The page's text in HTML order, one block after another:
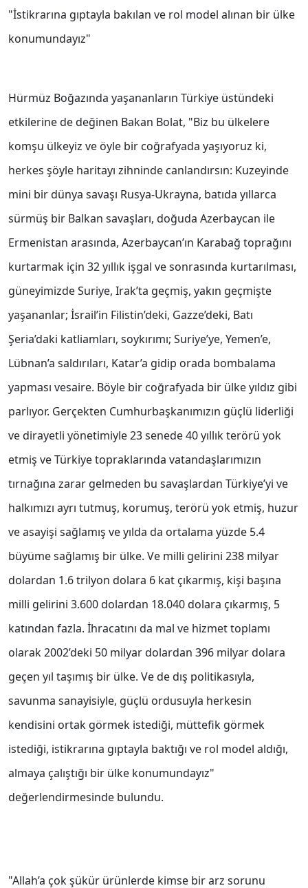
"İstikrarına gıptayla bakılan ve rol model alınan bir ülke
konumundayız"
Hürmüz Boğazında yaşananların Türkiye üstündeki
etkilerine de değinen Bakan Bolat, "Biz bu ülkelere
komşu ülkeyiz ve öyle bir coğrafyada yaşıyoruz ki,
herkes şöyle haritayı zihninde canlandırsın: Kuzeyinde
mini bir dünya savaşı Rusya-Ukrayna, batıda yıllarca
sürmüş bir Balkan savaşları, doğuda Azerbaycan ile
Ermenistan arasında, Azerbaycan’ın Karabağ toprağını
kurtarmak için 32 yıllık işgal ve sonrasında kurtarılması,
güneyimizde Suriye, Irak’ta geçmiş, yakın geçmişte
yaşananlar; İsrail’in Filistin’deki, Gazze’deki, Batı
Şeria’daki katliamları, soykırımı; Suriye’ye, Yemen’e,
Lübnan’a saldırıları, Katar’a gidip orada bombalama
yapması vesaire. Böyle bir coğrafyada bir ülke yıldız gibi
parlıyor. Gerçekten Cumhurbaşkanımızın güçlü liderliği
ve dirayetli yönetimiyle 23 senede 40 yıllık terörü yok
etmiş ve Türkiye topraklarında vatandaşlarımızın
tırnağına zarar gelmeden bu savaşlardan Türkiye’yi ve
halkımızı ayrı tutmuş, korumuş, terörü yok etmiş, huzur
ve asayişi sağlamış ve yılda da ortalama yüzde 5.4
büyüme sağlamış bir ülke. Ve milli gelirini 238 milyar
dolardan 1.6 trilyon dolara 6 kat çıkarmış, kişi başına
milli gelirini 3.600 dolardan 18.040 dolara çıkarmış, 5
katından fazla. İhracatını da mal ve hizmet toplamı
olarak 2002’deki 50 milyar dolardan 396 milyar dolara
geçen yıl taşımış bir ülke. Ve de dış politikasıyla,
savunma sanayisiyle, güçlü ordusuyla herkesin
kendisini ortak görmek istediği, müttefik görmek
istediği, istikrarına gıptayla baktığı ve rol model aldığı,
almaya çalıştığı bir ülke konumundayız"
değerlendirmesinde bulundu.
"Allah’a çok şükür ürünlerde kimse bir arz sorunu